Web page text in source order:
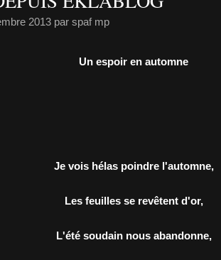
2013 par spaf mp
Un espoir en automne
Je vois hélas poindre l'automne,
Les feuilles se revêtent d'or,
L'été soudain nous abandonne,